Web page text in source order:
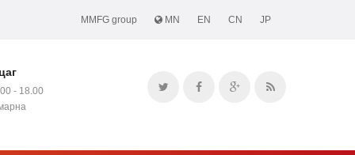
MMFG group MN EN CN JP
- 18.00